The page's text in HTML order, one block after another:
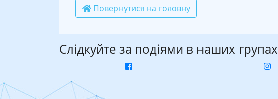
Повернутися на головну
Слідкуйте за подіями в наших групах